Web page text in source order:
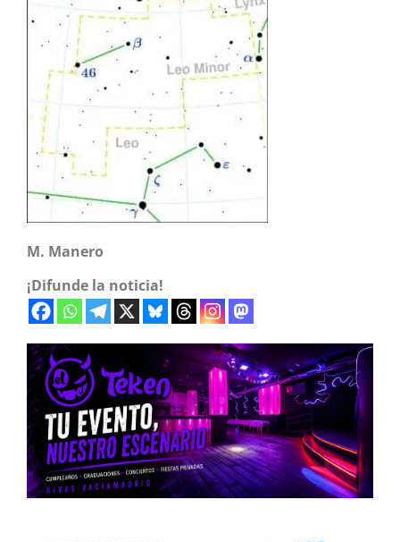
M. Manero
¡Difunde la noticia!